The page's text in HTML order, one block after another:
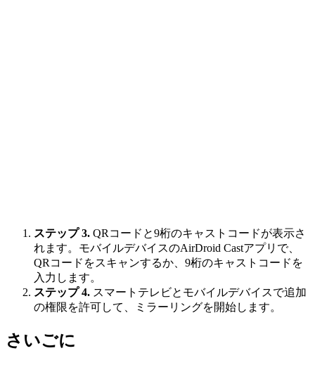
ステップ 3. QRコードと9桁のキャストコードが表示さ
れます。モバイルデバイスのAirDroid Castアプリで、
QRコードをスキャンするか、9桁のキャストコードを
入力します。
ステップ 4. スマートテレビとモバイルデバイスで追加
の権限を許可して、ミラーリングを開始します。
さいごに